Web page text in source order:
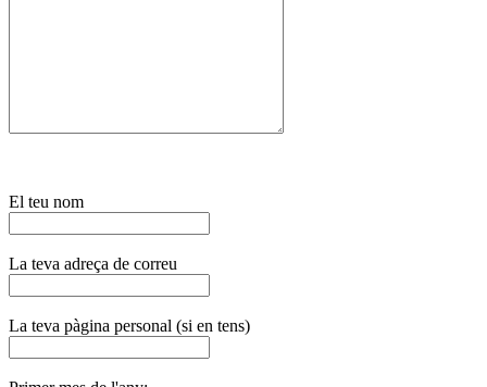
El teu nom
La teva adreça de correu
La teva pàgina personal (si en tens)